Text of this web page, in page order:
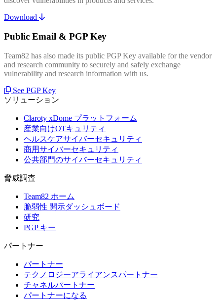
Download
Public Email & PGP Key
Team82 has also made its public PGP Key available for the vendor
and research community to securely and safely exchange
vulnerability and research information with us.
See PGP Key
ソリューション
Claroty xDome プラットフォーム
産業向けOTキュリティ
ヘルスケアサイバーセキュリティ
商用サイバーセキュリティ
公共部門のサイバーセキュリティ
脅威調査
Team82 ホーム
脆弱性 開示ダッシュボード
研究
PGP キー
パートナー
パートナー
テクノロジーアライアンスパートナー
チャネルパートナー
パートナーになる